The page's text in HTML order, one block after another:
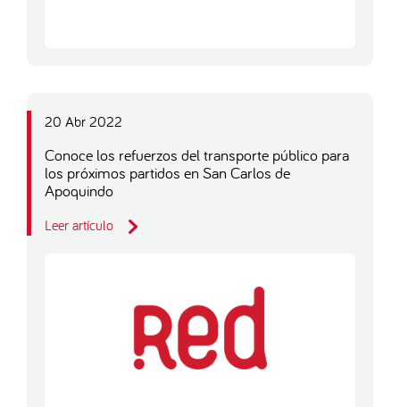
20 Abr 2022
Conoce los refuerzos del transporte público para
los próximos partidos en San Carlos de
Apoquindo
Leer artículo